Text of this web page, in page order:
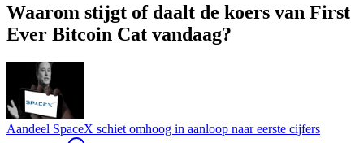
Waarom stijgt of daalt de koers van First
Ever Bitcoin Cat vandaag?
Aandeel SpaceX schiet omhoog in aanloop naar eerste cijfers